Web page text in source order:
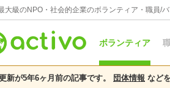
大級のNPO・社会的企業のボランティア・職員/
ボランティア
新が5年6ヶ月前の記事です。 団体情報 など